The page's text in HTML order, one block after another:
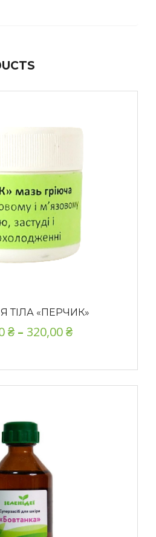
ТІЛА «ПЕРЧИК»
₴ – 320,00₴